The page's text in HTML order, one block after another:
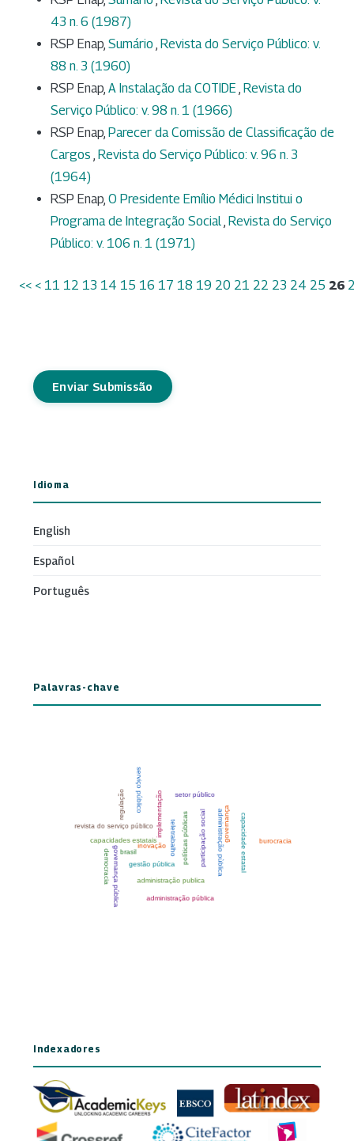
43 n. 6 (1987)
RSP Enap, Sumário , Revista do Serviço Público: v.
88 n. 3 (1960)
RSP Enap, A Instalação da COTIDE , Revista do
Serviço Público: v. 98 n. 1 (1966)
RSP Enap, Parecer da Comissão de Classificação de
Cargos , Revista do Serviço Público: v. 96 n. 3
(1964)
RSP Enap, O Presidente Emílio Médici Institui o
Programa de Integração Social, Revista do Serviço
Público: v. 106 n. 1 (1971)
<< < 11 12 13 14 15 16 17 18 19 20 21 22 23 24 25 26
Enviar Submissão
Idioma
English
Español
Português
Palavras-chave
Indexadores